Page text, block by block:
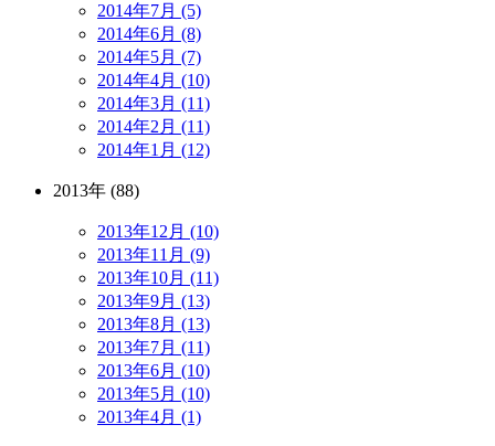
2014年7月 (5)
2014年6月 (8)
2014年5月 (7)
2014年4月 (10)
2014年3月 (11)
2014年2月 (11)
2014年1月 (12)
2013年 (88)
2013年12月 (10)
2013年11月 (9)
2013年10月 (11)
2013年9月 (13)
2013年8月 (13)
2013年7月 (11)
2013年6月 (10)
2013年5月 (10)
2013年4月 (1)